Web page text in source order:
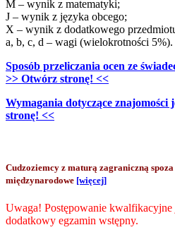
M – wynik z matematyki;
J – wynik z języka obcego;
X – wynik z dodatkowego
a, b, c, d – wagi (wielokrotności 5%).
Sposób przeliczania ocen ze
>> Otwórz stronę! <<
Wymagania dotyczące znajomości
stronę! <<
Cudzoziemcy z maturą zagraniczną
międzynarodowe [więcej]
Uwaga! Postępowanie
dodatkowy egzamin wstępny.